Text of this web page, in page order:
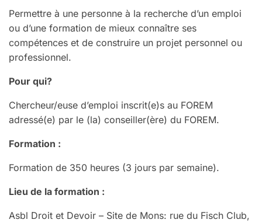
Permettre à une personne à la recherche d’un emploi
ou d’une formation de mieux connaître ses
compétences et de construire un projet personnel ou
professionnel.
Pour qui?
Chercheur/euse d’emploi inscrit(e)s au FOREM
adressé(e) par le (la) conseiller(ère) du FOREM.
Formation :
Formation de 350 heures (3 jours par semaine).
Lieu de la formation :
Asbl Droit et Devoir – Site de Mons: rue du Fisch Club,